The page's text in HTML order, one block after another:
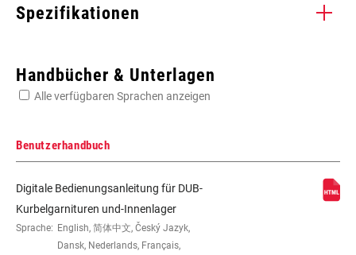
Spezifikationen
WEIGHT (G) 490
Handbücher & Unterlagen
Alle verfügbaren Sprachen anzeigen
Benutzerhandbuch
Digitale Bedienungsanleitung für DUB-
Kurbelgarnituren und-Innenlager
Sprache: English, 简体中文, Český Jazyk,
Dansk, Nederlands, Français,